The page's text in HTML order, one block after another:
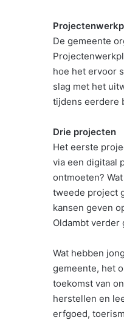
De gemeente
hoe het ervoor
slag met het
tijdens eerdere
Drie projecten
Het eerste
via een digitaal
ontmoeten?
tweede project
kansen geven
Oldambt verder
Wat hebben
gemeente, het
toekomst van
herstellen en
erfgoed,